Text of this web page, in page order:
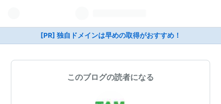
[PR] 独自ドメインは早めの取得がおすすめ！
このブログの読者になる